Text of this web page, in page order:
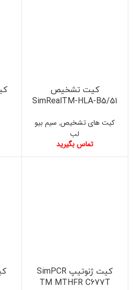
کیت تشخیص
SimRealTM-HLA-B5/51
کیت های تشخیص, سیم بیو
لب
تماس بگیرید
کیت ژنوتیپ SimPCR
TM MTHFR C677T